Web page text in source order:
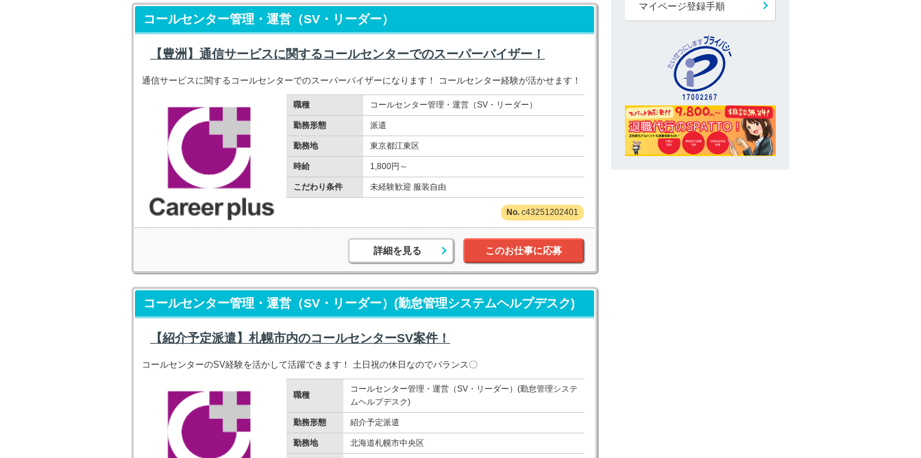
コールセンター管理・運営（SV・リーダー）
【豊洲】通信サービスに関するコールセンターでのスーパーバイザー！
通信サービスに関するコールセンターでのスーパーバイザーになります！ コールセンター経験が活かせます！
職種 コールセンター管理・運営（SV・リーダー）
勤務形態 派遣
勤務地 東京都江東区
時給 1,800円～
こだわり条件 未経験歓迎 服装自由
c43251202401
詳細を見る このお仕事に応募
コールセンター管理・運営（SV・リーダー）(勤怠管理システムヘルプデスク)
【紹介予定派遣】札幌市内のコールセンターSV案件！
コールセンターのSV経験を活かして活躍できます！ 土日祝の休日なのでバランス〇
職種
コールセンター管理・運営（SV・リーダー）(勤怠管理システ
ムヘルプデスク)
勤務形態 紹介予定派遣
勤務地 北海道札幌市中央区
マイページ登録手順